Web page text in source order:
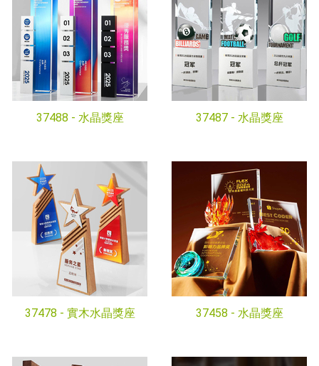
37488 - 水晶獎座 37487 - 水晶獎座
37478 - 實木水晶獎座 37458 - 水晶獎座